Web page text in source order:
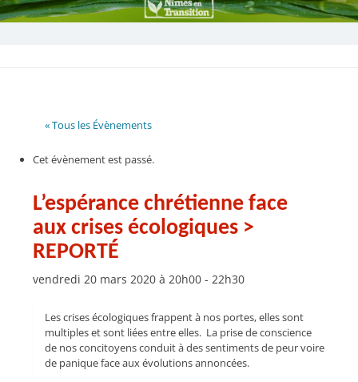
« Tous les Évènements
Cet évènement est passé.
L’espérance chrétienne face
aux crises écologiques >
REPORTÉ
vendredi 20 mars 2020 à 20h00 - 22h30
Les crises écologiques frappent à nos portes, elles sont
multiples et sont liées entre elles. La prise de conscience
de nos concitoyens conduit à des sentiments de peur voire
de panique face aux évolutions annoncées.